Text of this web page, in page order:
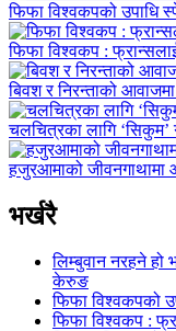
फिफा विश्वकपको उपाधि
फिफा विश्वकप :
बिवश र निरन्ताको
चलचित्रका लागि ‘सिकुम’
हजुरआमाको जीवनगाथामा
भर्खरै
लिम्बुवान नरहने हो
केरुङ
फिफा विश्वकपको
फिफा विश्वकप :